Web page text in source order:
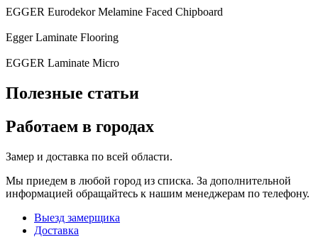
EGGER Eurodekor Melamine Faced Chipboard
Egger Laminate Flooring
EGGER Laminate Micro
Полезные статьи
Работаем в городах
Замер и доставка по всей области.
Мы приедем в любой город из списка. За дополнительной
информацией обращайтесь к нашим менеджерам по телефону.
Выезд замерщика
Доставка